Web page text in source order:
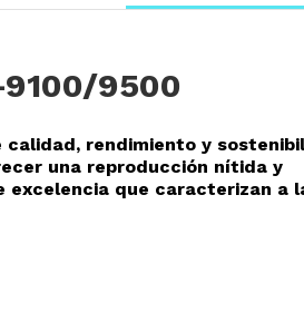
9100/9500
rendimiento y
una reproducción nítida y
excelencia que caracterizan a